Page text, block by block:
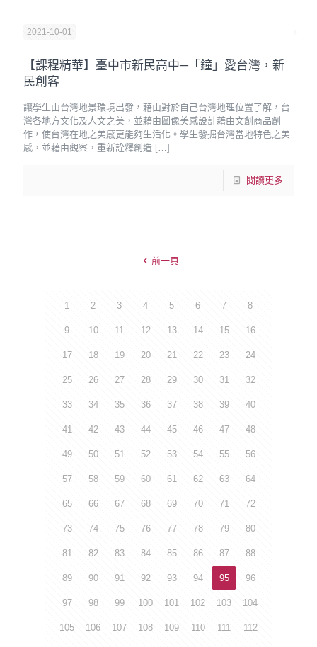
2021-10-01
【課程精華】臺中市新民高中─「鐘」愛台灣，新
民創客
讓學生由台灣地景環境出發，藉由對於自己台灣地理位置了解，台
灣各地方文化及人文之美，並藉由圖像美感設計藉由文創商品創
作，使台灣在地之美感更能夠生活化。學生發掘台灣當地特色之美
感，並藉由觀察，重新詮釋創造 […]
閱讀更多
前一頁
1 2 3 4 5 6 7 8
9 10 11 12 13 14 15 16
17 18 19 20 21 22 23 24
25 26 27 28 29 30 31 32
33 34 35 36 37 38 39 40
41 42 43 44 45 46 47 48
49 50 51 52 53 54 55 56
57 58 59 60 61 62 63 64
65 66 67 68 69 70 71 72
73 74 75 76 77 78 79 80
81 82 83 84 85 86 87 88
89 90 91 92 93 94 95 96
97 98 99 100 101 102 103 104
105 106 107 108 109 110 111 112